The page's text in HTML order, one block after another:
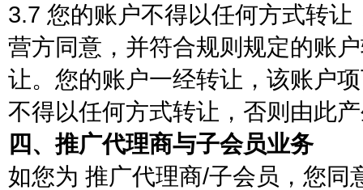
3.7 您的账户不得以任何方式转
营方同意，并符合规则规定的账
让。您的账户一经转让，该账户
不得以任何方式转让，否则由此
四、推广代理商与子会员业务
如您为 推广代理商/子会员，您同